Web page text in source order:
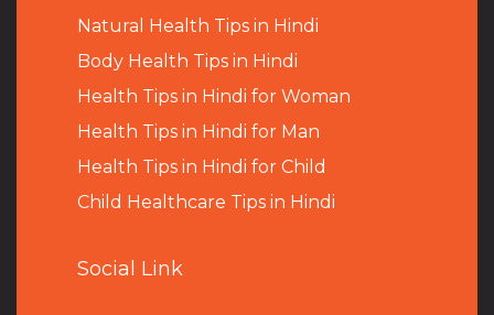
Natural Health Tips in Hindi
Body Health Tips in Hindi
Health Tips in Hindi for Woman
Health Tips in Hindi for Man
Health Tips in Hindi for Child
Child Healthcare Tips in Hindi
Social Link